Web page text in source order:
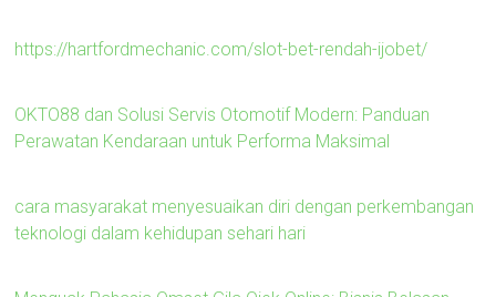
https://hartfordmechanic.com/slot-bet-rendah-ijobet/
OKTO88 dan Solusi Servis Otomotif Modern: Panduan
Perawatan Kendaraan untuk Performa Maksimal
cara masyarakat menyesuaikan diri dengan perkembangan
teknologi dalam kehidupan sehari hari